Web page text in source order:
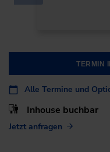
TERMIN
Alle Termine und
Inhouse buchbar
Jetzt anfragen